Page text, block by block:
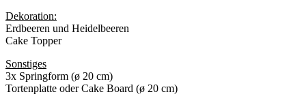
Dekoration:
Erdbeeren und Heidelbeeren
Cake Topper
Sonstiges
3x Springform (ø 20 cm)
Tortenplatte oder Cake Board (ø 20 cm)